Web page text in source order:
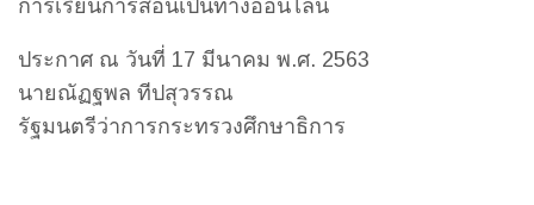
การเรียนการสอนเป็นทางออนไลน์
ประกาศ ณ วันที่ 17 มีนาคม พ.ศ. 2563
นายณัฏฐพล ทีปสุวรรณ
รัฐมนตรีว่าการกระทรวงศึกษาธิการ